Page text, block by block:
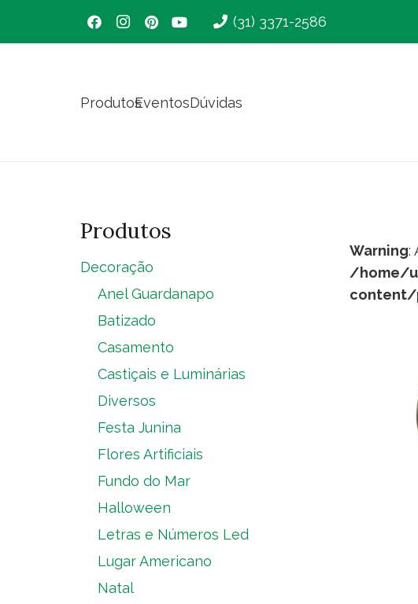
(31) 3371-2586
ProdutosEventosDúvidas
Warning:
/home/
content/
Produtos
Decoração
Anel Guardanapo
Batizado
Casamento
Castiçais e Luminárias
Diversos
Festa Junina
Flores Artificiais
Fundo do Mar
Halloween
Letras e Números Led
Lugar Americano
Natal